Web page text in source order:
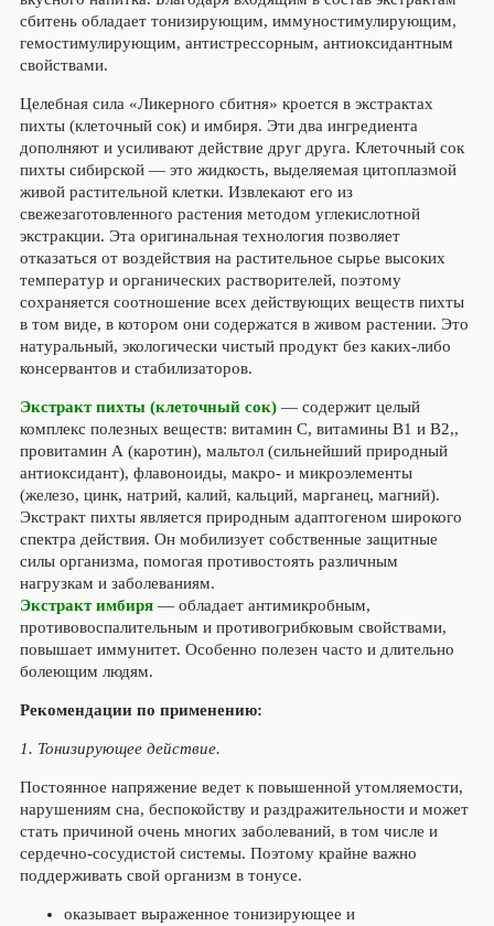
сбитень обладает тонизирующим, иммуностимулирующим,
гемостимулирующим, антистрессорным, антиоксидантным
свойствами.
Целебная сила «Ликерного сбитня» кроется в экстрактах
пихты (клеточный сок) и имбиря. Эти два ингредиента
дополняют и усиливают действие друг друга. Клеточный сок
пихты сибирской — это жидкость, выделяемая цитоплазмой
живой растительной клетки. Извлекают его из
свежезаготовленного растения методом углекислотной
экстракции. Эта оригинальная технология позволяет
отказаться от воздействия на растительное сырье высоких
температур и органических растворителей, поэтому
сохраняется соотношение всех действующих веществ пихты
в том виде, в котором они содержатся в живом растении. Это
натуральный, экологически чистый продукт без каких-либо
консервантов и стабилизаторов.
Экстракт пихты (клеточный сок)— содержит целый
комплекс полезных веществ: витамин С, витамины В1 и В2,,
провитамин А (каротин), мальтол (сильнейший природный
антиоксидант), флавоноиды, макро- и микроэлементы
(железо, цинк, натрий, калий, кальций, марганец, магний).
Экстракт пихты является природным адаптогеном широкого
спектра действия. Он мобилизует собственные защитные
силы организма, помогая противостоять различным
нагрузкам и заболеваниям.
Экстракт имбиря— обладает антимикробным,
противовоспалительным и противогрибковым свойствами,
повышает иммунитет. Особенно полезен часто и длительно
болеющим людям.
Рекомендации по применению:
1. Тонизирующее действие.
Постоянное напряжение ведет к повышенной утомляемости,
нарушениям сна, беспокойству и раздражительности и может
стать причиной очень многих заболеваний, в том числе и
сердечно-сосудистой системы. Поэтому крайне важно
поддерживать свой организм в тонусе.
оказывает выраженное тонизирующее и